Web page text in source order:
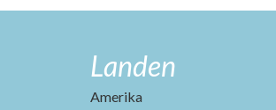
Landen
Amerika